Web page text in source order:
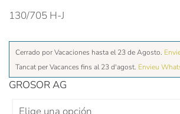
130/705 H-J
Cerrado por Vacaciones hasta el 23 de Agosto.
Tancat per Vacances fins al 23 d'agost. Envieu
GROSOR AG